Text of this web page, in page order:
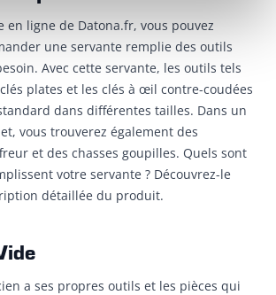
en ligne de Datona.fr, vous pouvez
une servante remplie des outils
Avec cette servante, les outils tels
plates et les clés à œil contre-coudées
dans différentes tailles. Dans un
vous trouverez également des
et des chasses goupilles. Quels sont
votre servante ? Découvrez-le
détaillée du produit.
a ses propres outils et les pièces qui